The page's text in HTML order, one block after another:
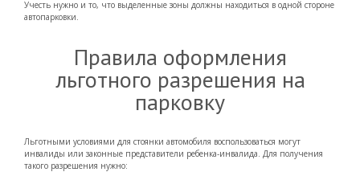
Учесть нужно и то, что выделенные зоны должны находиться в одной стороне
автопарковки.
Правила оформления
льготного разрешения на
парковку
Льготными условиями для стоянки автомобиля воспользоваться могут
инвалиды или законные представители ребенка-инвалида. Для получения
такого разрешения нужно: